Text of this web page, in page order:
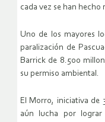
cada vez se han hecho
Uno de los mayores
paralización de
Barrick de 8.500
su permiso ambiental.
El Morro, iniciativa de
aún lucha por lograr